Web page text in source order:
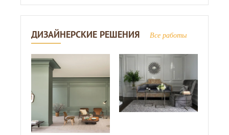
ДИЗАЙНЕРСКИЕ РЕШЕНИЯ Все работы